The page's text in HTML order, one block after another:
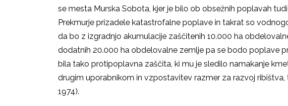
se mesta Murska Sobota, kjer je bilo ob obsežnih poplavah
Prekmurje prizadele katastrofalne poplave in takrat so
da bo z izgradnjo akumulacije zaščitenih 10.000 ha
dodatnih 20.000 ha obdelovalne zemlje pa se bodo poplave
bila tako protipoplavna zaščita, ki mu je sledilo namakanje
drugim uporabnikom in vzpostavitev razmer za razvoj ribištva,
1974).